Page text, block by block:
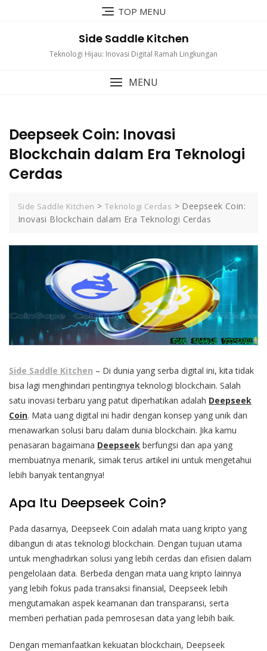
TOP MENU
Side Saddle Kitchen
Teknologi Hijau: Inovasi Digital Ramah Lingkungan
MENU
Deepseek Coin: Inovasi
Blockchain dalam Era Teknologi
Cerdas
Side Saddle Kitchen > Teknologi Cerdas > Deepseek Coin:
Inovasi Blockchain dalam Era Teknologi Cerdas
Side Saddle Kitchen – Di dunia yang serba digital ini, kita tidak
bisa lagi menghindari pentingnya teknologi blockchain. Salah
satu inovasi terbaru yang patut diperhatikan adalah Deepseek
Coin. Mata uang digital ini hadir dengan konsep yang unik dan
menawarkan solusi baru dalam dunia blockchain. Jika kamu
penasaran bagaimana Deepseek berfungsi dan apa yang
membuatnya menarik, simak terus artikel ini untuk mengetahui
lebih banyak tentangnya!
Apa Itu Deepseek Coin?
Pada dasarnya, Deepseek Coin adalah mata uang kripto yang
dibangun di atas teknologi blockchain. Dengan tujuan utama
untuk menghadirkan solusi yang lebih cerdas dan efisien dalam
pengelolaan data. Berbeda dengan mata uang kripto lainnya
yang lebih fokus pada transaksi finansial, Deepseek lebih
mengutamakan aspek keamanan dan transparansi, serta
memberi perhatian pada pemrosesan data yang lebih baik.
Dengan memanfaatkan kekuatan blockchain, Deepseek